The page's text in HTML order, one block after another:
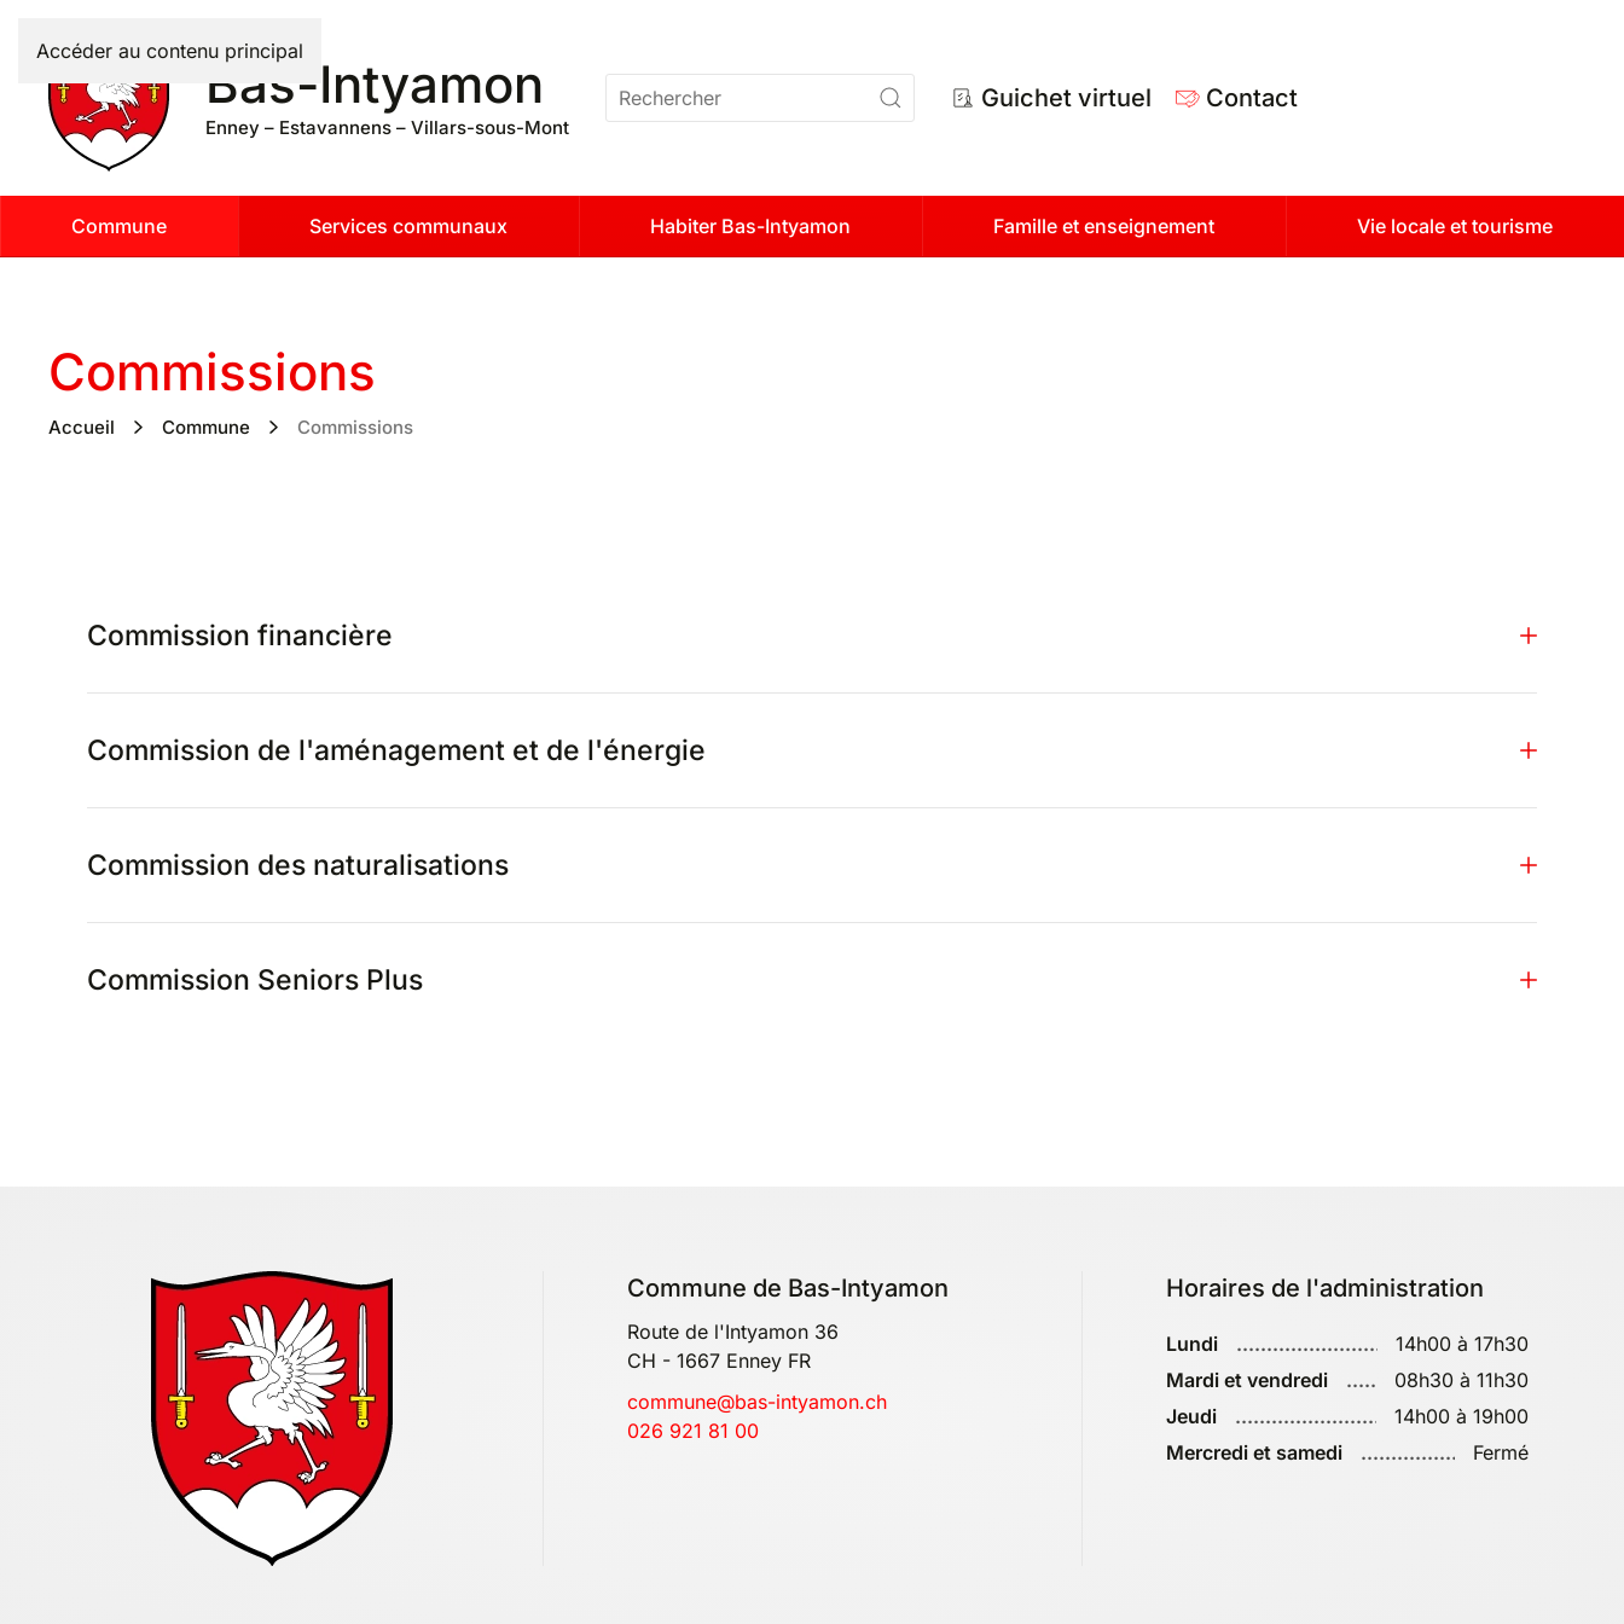
Accéder au contenu principal
Bas-Intyamon
Enney – Estavannens – Villars-sous-Mont
Guichet virtuel Contact
Commune Services communaux Habiter Bas-Intyamon Famille et enseignement Vie locale et tourisme
Commissions
Accueil Commune Commissions
Commission financière
Commission de l'aménagement et de l'énergie
Commission des naturalisations
Commission Seniors Plus
Commune de Bas-Intyamon
Route de l'Intyamon 36
CH - 1667 Enney FR
commune@bas-intyamon.ch
026 921 81 00
Horaires de l'administration
Lundi
14h00 à 17h30
Mardi et vendredi
08h30 à 11h30
Jeudi
14h00 à 19h00
Mercredi et samedi
Fermé